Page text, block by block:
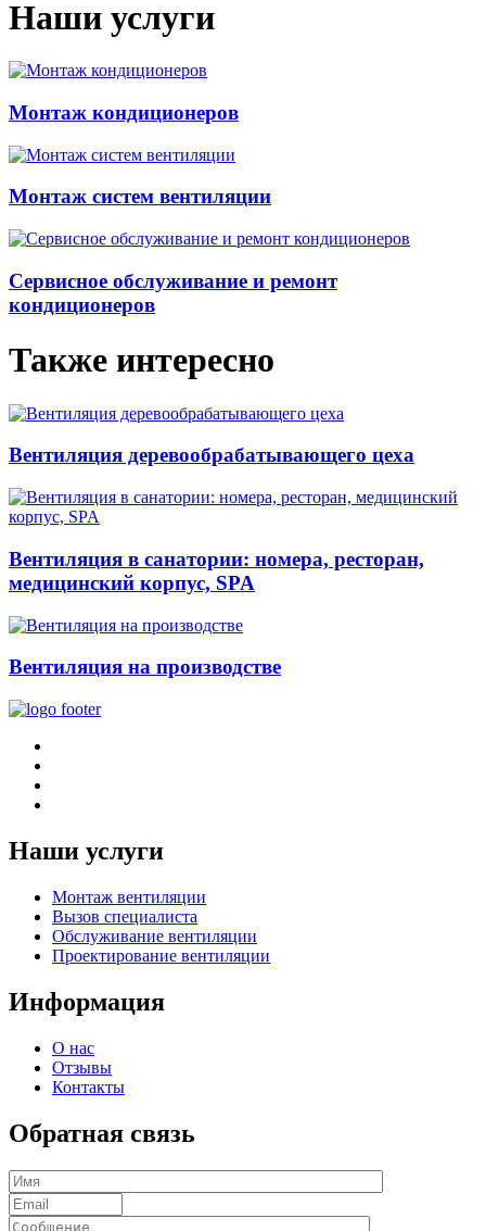
Наши услуги
Монтаж кондиционеров
Монтаж систем вентиляции
Сервисное обслуживание и ремонт
кондиционеров
Также интересно
Вентиляция деревообрабатывающего цеха
Вентиляция в санатории: номера, ресторан,
медицинский корпус, SPA
Вентиляция на производстве
Наши услуги
Монтаж вентиляции
Вызов специалиста
Обслуживание вентиляции
Проектирование вентиляции
Информация
О нас
Отзывы
Контакты
Обратная связь